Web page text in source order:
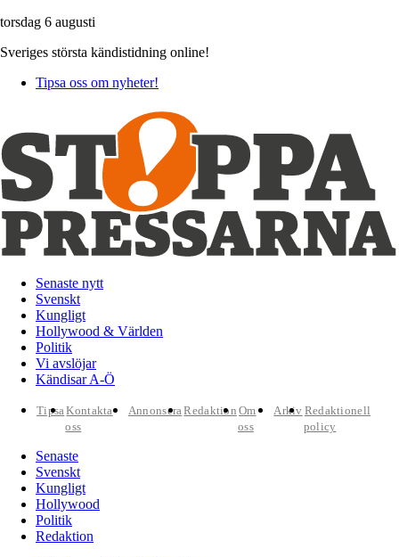
torsdag 6 augusti
Sveriges största kändistidning online!
Tipsa oss om nyheter!
Senaste nytt
Svenskt
Kungligt
Hollywood & Världen
Politik
Vi avslöjar
Kändisar A-Ö
TipsaKontakta
oss
AnnonseraRedaktion Om
oss
Arkiv Redaktionell
policy
Senaste
Svenskt
Kungligt
Hollywood
Politik
Redaktion